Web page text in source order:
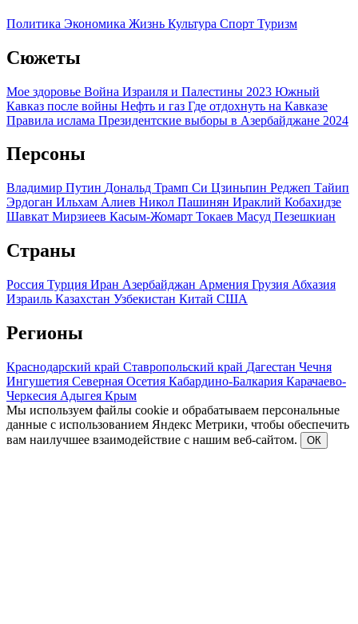
Политика Экономика Жизнь Культура Спорт Туризм
Сюжеты
Мое здоровье Война Израиля и Палестины 2023 Южный
Кавказ после войны Нефть и газ Где отдохнуть на Кавказе
Правила ислама Президентские выборы в Азербайджане 2024
Персоны
Владимир Путин Дональд Трамп Си Цзиньпин Реджеп Тайип
Эрдоган Ильхам Алиев Никол Пашинян Ираклий Кобахидзе
Шавкат Мирзиеев Касым-Жомарт Токаев Масуд Пезешкиан
Страны
Россия Турция Иран Азербайджан Армения Грузия Абхазия
Израиль Казахстан Узбекистан Китай США
Регионы
Краснодарский край Ставропольский край Дагестан Чечня
Ингушетия Северная Осетия Кабардино-Балкария Карачаево-
Черкесия Адыгея Крым
Мы используем файлы cookie и обрабатываем персональные
данные с использованием Яндекс Метрики, чтобы обеспечить
вам наилучшее взаимодействие с нашим веб-сайтом.
ОК